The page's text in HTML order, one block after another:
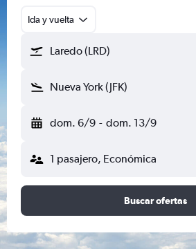
Ida y vuelta
Laredo (LRD)
Nueva York (JFK)
dom. 6/9 - dom. 13/9
1 pasajero, Económica
Buscar ofertas